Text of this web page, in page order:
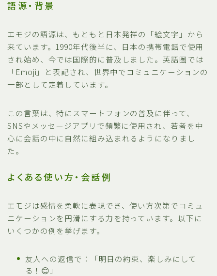
語源・背景
エモジの語源は、もともと日本発祥の「絵文字」から
来ています。1990年代後半に、日本の携帯電話で使用
され始め、今では国際的に普及しました。英語圏では
「Emoji」と表記され、世界中でコミュニケーションの
一部として定着しています。
この言葉は、特にスマートフォンの普及に伴って、
SNSやメッセージアプリで頻繁に使用され、若者を中
心に会話の中に自然に組み込まれるようになりまし
た。
よくある使い方・会話例
エモジは感情を柔軟に表現でき、使い方次第でコミュ
ニケーションを円滑にする力を持っています。以下に
いくつかの例を挙げます。
友人への返信で：「明日の約束、楽しみにして
る！😊」